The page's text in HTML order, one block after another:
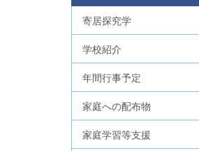
寄居探究学
学校紹介
年間行事予定
家庭への配布物
家庭学習等支援